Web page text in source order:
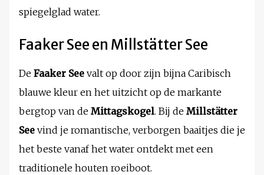
spiegelglad water.
Faaker See en Millstätter See
De Faaker See valt op door zijn bijna Caribisch
blauwe kleur en het uitzicht op de markante
bergtop van de Mittagskogel. Bij de Millstätter
See vind je romantische, verborgen baaitjes die je
het beste vanaf het water ontdekt met een
traditionele houten roeiboot.